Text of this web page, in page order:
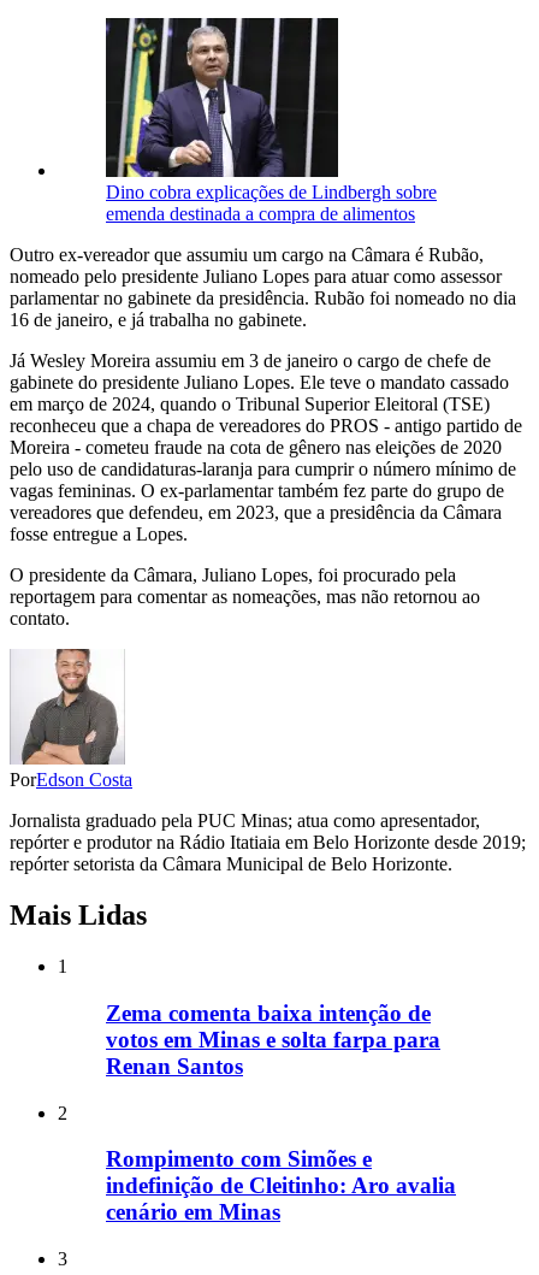
Dino cobra explicações de Lindbergh sobre
emenda destinada a compra de alimentos
Outro ex-vereador que assumiu um cargo na Câmara é Rubão,
nomeado pelo presidente Juliano Lopes para atuar como assessor
parlamentar no gabinete da presidência. Rubão foi nomeado no dia
16 de janeiro, e já trabalha no gabinete.
Já Wesley Moreira assumiu em 3 de janeiro o cargo de chefe de
gabinete do presidente Juliano Lopes. Ele teve o mandato cassado
em março de 2024, quando o Tribunal Superior Eleitoral (TSE)
reconheceu que a chapa de vereadores do PROS - antigo partido de
Moreira - cometeu fraude na cota de gênero nas eleições de 2020
pelo uso de candidaturas-laranja para cumprir o número mínimo de
vagas femininas. O ex-parlamentar também fez parte do grupo de
vereadores que defendeu, em 2023, que a presidência da Câmara
fosse entregue a Lopes.
O presidente da Câmara, Juliano Lopes, foi procurado pela
reportagem para comentar as nomeações, mas não retornou ao
contato.
PorEdson Costa
Jornalista graduado pela PUC Minas; atua como apresentador,
repórter e produtor na Rádio Itatiaia em Belo Horizonte desde 2019;
repórter setorista da Câmara Municipal de Belo Horizonte.
Mais Lidas
1
Zema comenta baixa intenção de
votos em Minas e solta farpa para
Renan Santos
2
Rompimento com Simões e
indefinição de Cleitinho: Aro avalia
cenário em Minas
3